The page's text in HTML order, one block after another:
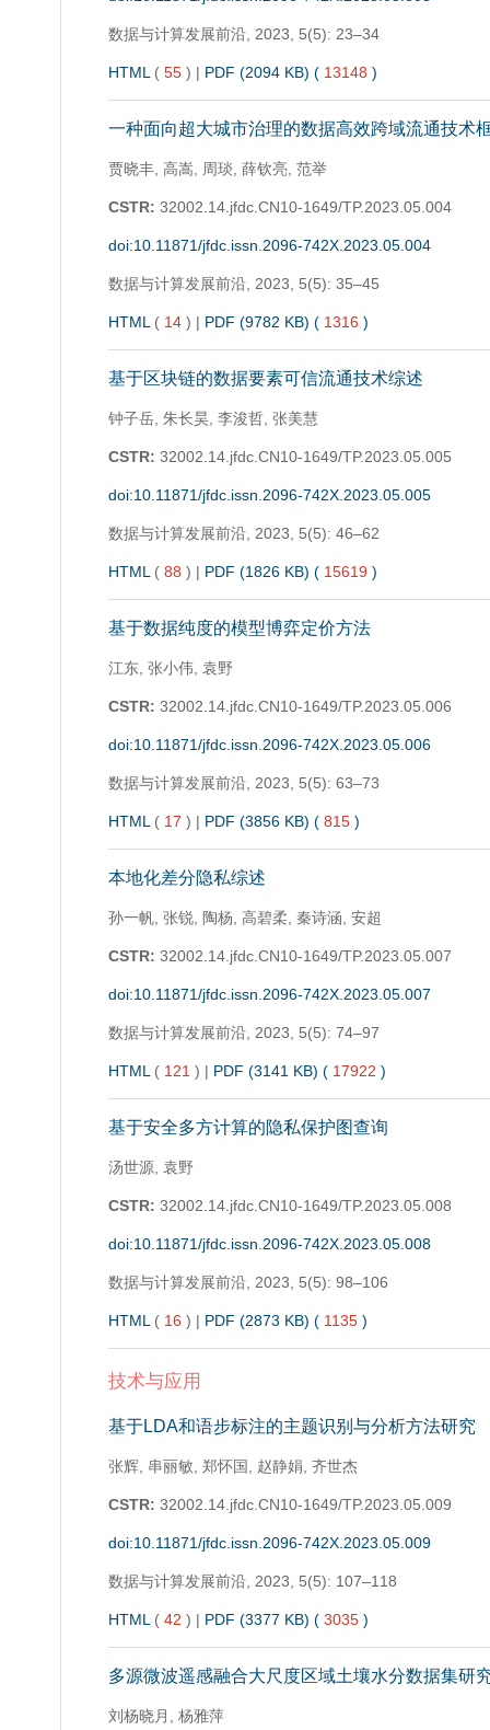
数据与计算发展前沿, 2023, 5(5): 23–34
HTML (55) | PDF (2094 KB) (13148 )
一种面向超大城市治理的数据高效跨域流通技术
贾晓丰, 高嵩, 周琰, 薛钦亮, 范举
CSTR: 32002.14.jfdc.CN10-1649/TP.2023.05.004
doi:10.11871/jfdc.issn.2096-742X.2023.05.004
数据与计算发展前沿, 2023, 5(5): 35–45
HTML (14) | PDF (9782 KB) (1316 )
基于区块链的数据要素可信流通技术综述
钟子岳, 朱长昊, 李浚哲, 张美慧
CSTR: 32002.14.jfdc.CN10-1649/TP.2023.05.005
doi:10.11871/jfdc.issn.2096-742X.2023.05.005
数据与计算发展前沿, 2023, 5(5): 46–62
HTML (88 ) | PDF (1826 KB) (15619 )
基于数据纯度的模型博弈定价方法
江东, 张小伟, 袁野
CSTR: 32002.14.jfdc.CN10-1649/TP.2023.05.006
doi:10.11871/jfdc.issn.2096-742X.2023.05.006
数据与计算发展前沿, 2023, 5(5): 63–73
HTML (17 ) | PDF (3856 KB) (815 )
本地化差分隐私综述
孙一帆, 张锐, 陶杨, 高碧柔, 秦诗涵, 安超
CSTR: 32002.14.jfdc.CN10-1649/TP.2023.05.007
doi:10.11871/jfdc.issn.2096-742X.2023.05.007
数据与计算发展前沿, 2023, 5(5): 74–97
HTML (121 ) | PDF (3141 KB) (17922 )
基于安全多方计算的隐私保护图查询
汤世源, 袁野
CSTR: 32002.14.jfdc.CN10-1649/TP.2023.05.008
doi:10.11871/jfdc.issn.2096-742X.2023.05.008
数据与计算发展前沿, 2023, 5(5): 98–106
HTML (16 ) | PDF (2873 KB) (1135 )
技术与应用
基于LDA和语步标注的主题识别与分析方法研究
张辉, 串丽敏, 郑怀国, 赵静娟, 齐世杰
CSTR: 32002.14.jfdc.CN10-1649/TP.2023.05.009
doi:10.11871/jfdc.issn.2096-742X.2023.05.009
数据与计算发展前沿, 2023, 5(5): 107–118
HTML (42 ) | PDF (3377 KB) (3035 )
多源微波遥感融合大尺度区域土壤水分数据集研
刘杨晓月, 杨雅萍